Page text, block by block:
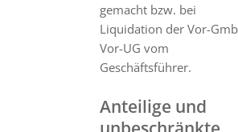
gemacht bzw. bei
Liquidation der Vor-
Vor-UG vom
Geschäftsführer.
Anteilige und